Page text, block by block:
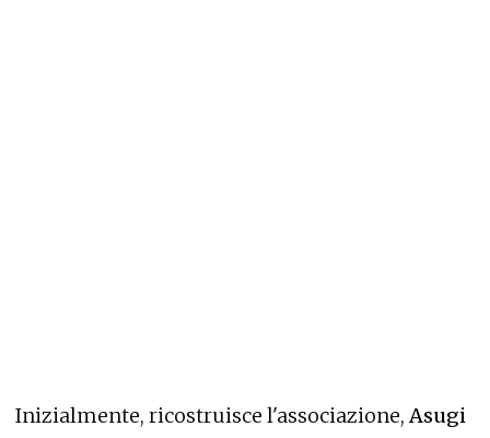
Inizialmente, ricostruisce l'associazione, Asugi